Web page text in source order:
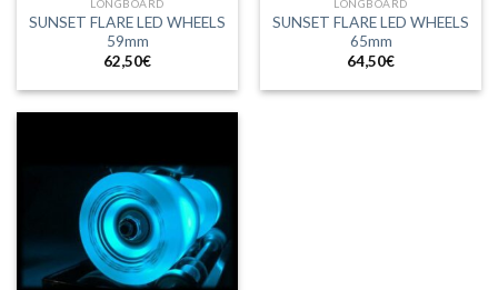
LONGBOARD
SUNSET FLARE LED WHEELS
59mm
62,50€
LONGBOARD
SUNSET FLARE LED WHEELS
65mm
64,50€